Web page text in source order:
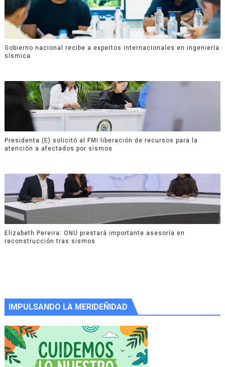
Gobierno nacional recibe a expertos internacionales en ingeniería
sísmica
Presidenta (E) solicitó al FMI liberación de recursos para la
atención a afectados por sismos
Elizabeth Pereira: ONU prestará importante asesoría en
reconstrucción tras sismos
IMPULSANDO LA MERIDEÑIDAD